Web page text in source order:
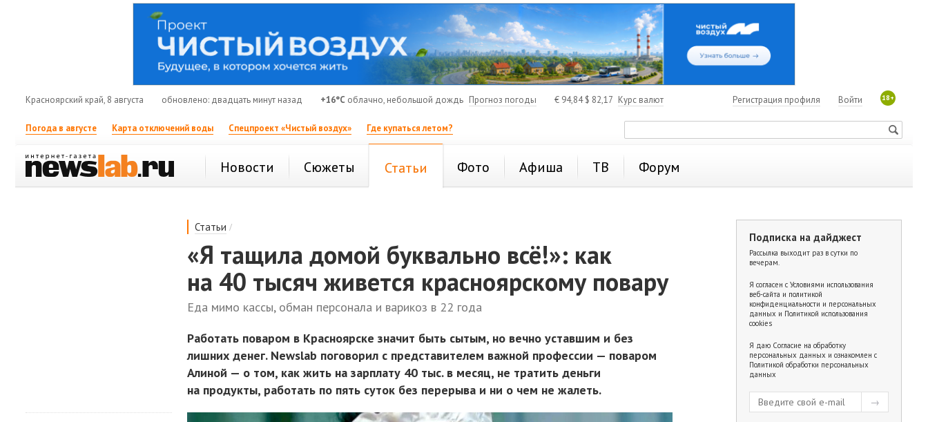
Красноярский край, 8 августа обновлено: двадцать минут назад +16°C облачно, небольшой дождь Прогноз погоды € 94,84$ 82,17 Курс валют 18+
Войти
Регистрация профиля
Погода в августе Карта отключений воды Спецпроект «Чистый воздух» Где купаться летом?
Новости Сюжеты Статьи Фото Афиша ТВ Форум
Статьи /
«Я тащила домой буквально всё!»: как
на 40 тысяч живется красноярскому повару
Еда мимо кассы, обман персонала и варикоз в 22 года
Работать поваром в Красноярске значит быть сытым, но вечно уставшим и без
лишних денег. Newslab поговорил с представителем важной профессии — поваром
Алиной — о том, как жить на зарплату 40 тыс. в месяц, не тратить деньги
на продукты, работать по пять суток без перерыва и ни о чем не жалеть.
Подписка на дайджест
Рассылка выходит раз в сутки по
вечерам.
Я согласен с Условиями использования
веб-сайта и политикой
конфиденциальности и персональных
данных и Политикой использования
cookies
Я даю Согласие на обработку
персональных данных и ознакомлен с
Политикой обработки персональных
данных